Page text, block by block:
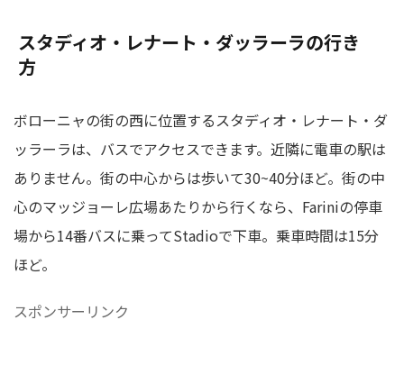
スタディオ・レナート・ダッラーラの行き
方
ボローニャの街の西に位置するスタディオ・レナート・ダ
ッラーラは、バスでアクセスできます。近隣に電車の駅は
ありません。街の中心からは歩いて30~40分ほど。街の中
心のマッジョーレ広場あたりから行くなら、Fariniの停車
場から14番バスに乗ってStadioで下車。乗車時間は15分
ほど。
スポンサーリンク